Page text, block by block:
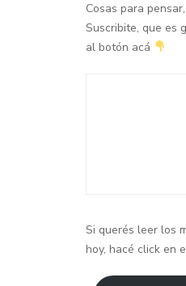
Cosas para
Suscribite, que es
al botón acá
Si querés leer los
hoy, hacé click en